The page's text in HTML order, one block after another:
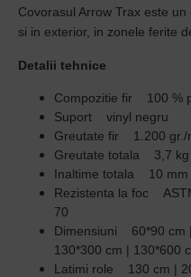
Covorasul Arrow Trax este un
si in exterior, in zonele ferite
Detalii tehnice
Compozitie fir 100 %
Suport vinyl negru
Greutate fir 1.200 gr./
Greutate totala 3,7 kg
Inaltime totala 10 mm
Rezistenta la foc
70
Dimensiuni 60*90 cm
130*300 cm | 130*600
Latimi role 130 cm |